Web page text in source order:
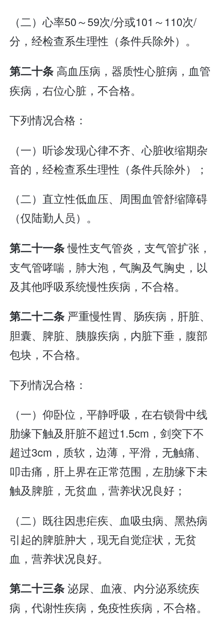
（二）心率50～59次/分或101～110次/
分，经检查系生理性（条件兵除外）。
第二十条 高血压病，器质性心脏病，血管
疾病，右位心脏，不合格。
下列情况合格：
（一）听诊发现心律不齐、心脏收缩期杂
音的，经检查系生理性（条件兵除外）；
（二）直立性低血压、周围血管舒缩障碍
（仅陆勤人员）。
第二十一条慢性支气管炎，支气管扩张，
支气管哮喘，肺大泡，气胸及气胸史，以
及其他呼吸系统慢性疾病，不合格。
第二十二条 严重慢性胃、肠疾病，肝脏、
胆囊、脾脏、胰腺疾病，内脏下垂，腹部
包块，不合格。
下列情况合格：
（一）仰卧位，平静呼吸，在右锁骨中线
肋缘下触及肝脏不超过1.5cm，剑突下不
超过3cm，质软，边薄，平滑，无触痛、
叩击痛，肝上界在正常范围，左肋缘下未
触及脾脏，无贫血，营养状况良好；
（二）既往因患疟疾、血吸虫病、黑热病
引起的脾脏肿大，现无自觉症状，无贫
血，营养状况良好。
第二十三条泌尿、血液、内分泌系统疾
病，代谢性疾病，免疫性疾病，不合格。